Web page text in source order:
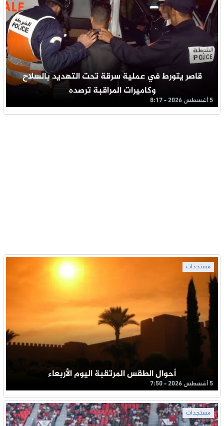
قاصر يتورط في عملية سرقة تحت التهديد بالسلاح
وكاميرات المراقبة ترصده
5 أغسطس 2026 - 8:17
مستجدات
أحوال الطقس المرتقبة اليوم الأربعاء
5 أغسطس 2026 - 7:50
مستجدات